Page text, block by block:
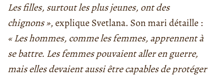
Les filles, surtout les plus jeunes, ont des
chignons », explique Svetlana. Son mari détaille :
« Les hommes, comme les femmes, apprennent à
se battre. Les femmes pouvaient aller en guerre,
mais elles devaient aussi être capables de protéger